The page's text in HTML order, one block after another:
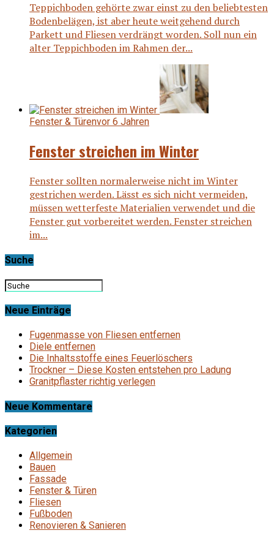
Teppichboden gehörte zwar einst zu den beliebtesten
Bodenbelägen, ist aber heute weitgehend durch
Parkett und Fliesen verdrängt worden. Soll nun ein
alter Teppichboden im Rahmen der...
Fenster & Türenvor 6 Jahren
Fenster streichen im Winter
Fenster sollten normalerweise nicht im Winter
gestrichen werden. Lässt es sich nicht vermeiden,
müssen wetterfeste Materialien verwendet und die
Fenster gut vorbereitet werden. Fenster streichen
im...
Suche
Neue Einträge
Fugenmasse von Fliesen entfernen
Diele entfernen
Die Inhaltsstoffe eines Feuerlöschers
Trockner – Diese Kosten entstehen pro Ladung
Granitpflaster richtig verlegen
Neue Kommentare
Kategorien
Allgemein
Bauen
Fassade
Fenster & Türen
Fliesen
Fußboden
Renovieren & Sanieren